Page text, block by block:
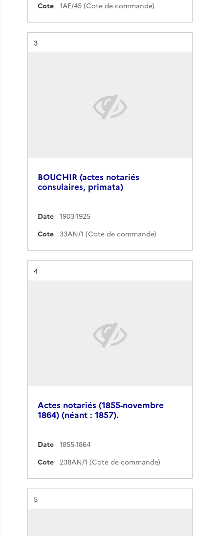
Cote
1AE/45 (Cote de commande)
Résultat n°
3
BOUCHIR (actes notariés
consulaires, primata)
Date
1903-1925
Cote
33AN/1 (Cote de commande)
Résultat n°
4
Actes notariés (1855-novembre
1864) (néant : 1857).
Date
1855-1864
Cote
238AN/1 (Cote de commande)
Résultat n°
5